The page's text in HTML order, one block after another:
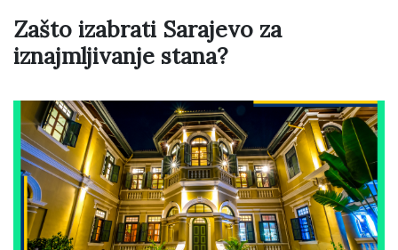
Zašto izabrati Sarajevo za
iznajmljivanje stana?